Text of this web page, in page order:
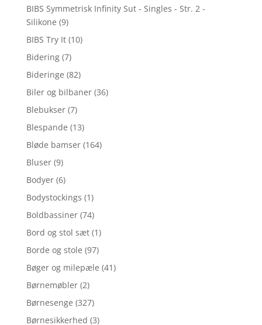
BIBS Symmetrisk Infinity Sut - Singles - Str. 2 -
Silikone (9)
BIBS Try It (10)
Bidering (7)
Bideringe (82)
Biler og bilbaner (36)
Blebukser (7)
Blespande (13)
Bløde bamser (164)
Bluser (9)
Bodyer (6)
Bodystockings (1)
Boldbassiner (74)
Bord og stol sæt (1)
Borde og stole (97)
Bøger og milepæle (41)
Børnemøbler (2)
Børnesenge (327)
Børnesikkerhed (3)